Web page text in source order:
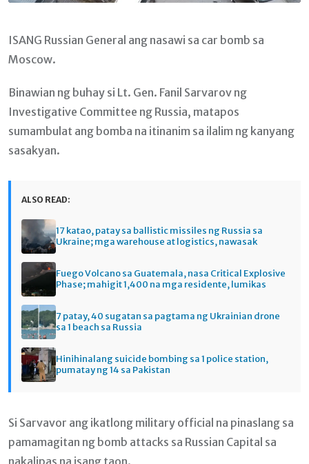
ISANG Russian General ang nasawi sa car bomb sa
Moscow.
Binawian ng buhay si Lt. Gen. Fanil Sarvarov ng
Investigative Committee ng Russia, matapos
sumambulat ang bomba na itinanim sa ilalim ng kanyang
sasakyan.
ALSO READ:
17 katao, patay sa ballistic missiles ng Russia sa
Ukraine; mga warehouse at logistics, nawasak
Fuego Volcano sa Guatemala, nasa Critical Explosive
Phase; mahigit 1,400 na mga residente, lumikas
7 patay, 40 sugatan sa pagtama ng Ukrainian drone
sa 1 beach sa Russia
Hinihinalang suicide bombing sa 1 police station,
pumatay ng 14 sa Pakistan
Si Sarvavor ang ikatlong military official na pinaslang sa
pamamagitan ng bomb attacks sa Russian Capital sa
nakalipas na isang taon.